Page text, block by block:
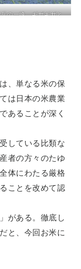
の一峰、ギザギザと
、単なる米の保
は日本の米農業
あることが深く
している比類な
者の方々のたゆ
体にわたる厳格
ことを改めて認
がある。徹底し
と、今回お米に